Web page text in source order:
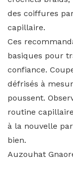
des coiffures
capillaire.
Ces
basiques pour
confiance.
défrisés à
poussent.
routine
à la nouvelle
bien.
Auzouhat